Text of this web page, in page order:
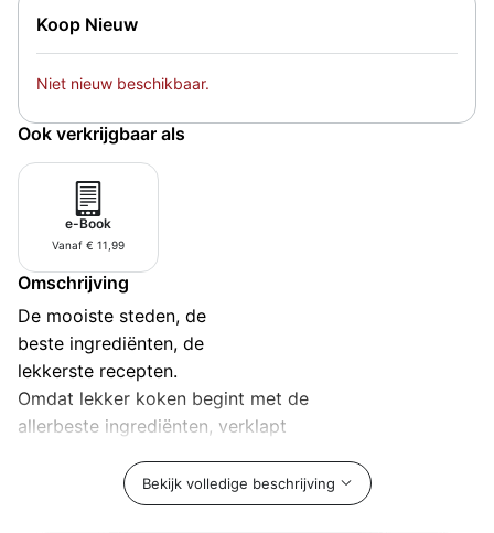
Koop Nieuw
Niet nieuw beschikbaar.
Ook verkrijgbaar als
e-Book
Vanaf € 11,99
Omschrijving
De mooiste steden, de
beste ingrediënten, de
lekkerste recepten.
Omdat lekker koken begint met de
allerbeste ingrediënten, verklapt
City de meest verrassende en leukste
food shopping adresjes. Ze neemt je
Bekijk volledige beschrijving